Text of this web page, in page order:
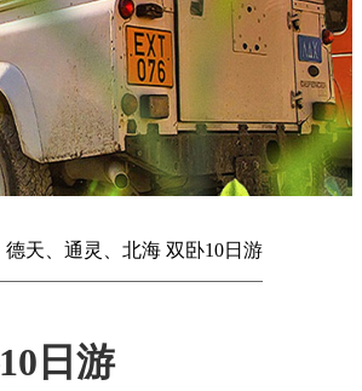
天、通灵、北海 双卧10日游
日游